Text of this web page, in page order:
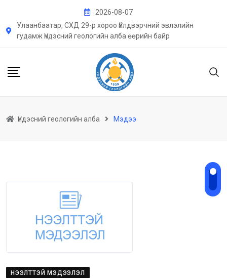
content
2026-08-07
Улаанбаатар, СХД 29-р хороо Үйлдвэрчний эвлэлийн
гудамж Үндэсний геологийн алба өөрийн байр
Үндэсний геологийн алба Мэдээ
НЭЭЛТТЭЙ МЭДЭЭЛЭЛ